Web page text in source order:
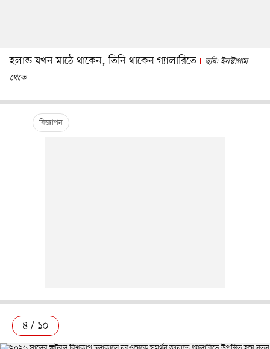
হলান্ড যখন মাঠে থাকেন, তিনি থাকেন গ্যালারিতে
ছবি: ইনস্টাগ্রাম
থেকে
৪ / ১০